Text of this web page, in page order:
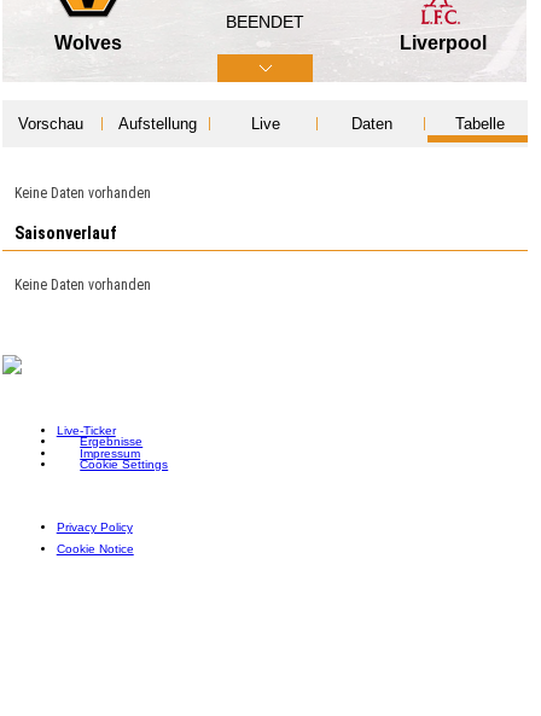
Wolves
BEENDET
Liverpool
Vorschau Aufstellung Live Daten Tabelle
Keine Daten vorhanden
Saisonverlauf
Keine Daten vorhanden
Live-Ticker
Ergebnisse
Impressum
Cookie Settings
Privacy Policy
Cookie Notice